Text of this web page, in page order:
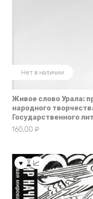
Нет в наличии
Живое слово Урала:
народного
Государственного
160,00 ₽